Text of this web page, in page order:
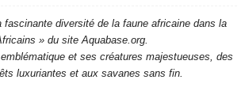
diversité de la faune africaine dans la
» du site Aquabase.org.
et ses créatures majestueuses, des
luxuriantes et aux savanes sans fin.